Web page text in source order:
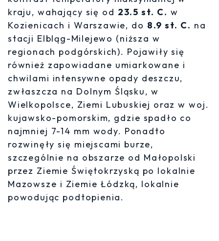
kraju, wahający się od 23.5 st. C. w
Kozienicach i Warszawie, do 8.9 st. C. na
stacji Elbląg-Milejewo (niższa w
regionach podgórskich). Pojawiły się
również zapowiadane umiarkowane i
chwilami intensywne opady deszczu,
zwłaszcza na Dolnym Śląsku, w
Wielkopolsce, Ziemi Lubuskiej oraz w woj.
kujawsko-pomorskim, gdzie spadło co
najmniej 7-14 mm wody. Ponadto
rozwinęły się miejscami burze,
szczególnie na obszarze od Małopolski
przez Ziemie Świętokrzyską po lokalnie
Mazowsze i Ziemie Łódzką, lokalnie
powodując podtopienia.